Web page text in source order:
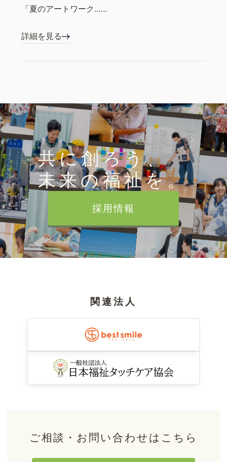
「夏のアートワーク……
詳細を見る
共に創ろう、
未来の福祉を。
採用情報
関連法人
ご相談・お問い合わせはこちら